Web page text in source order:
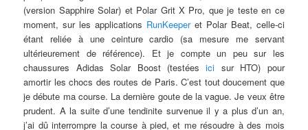
(version Sapphire Solar) et Polar Grit X Pro, que je teste en ce
moment, sur les applications RunKeeperet Polar Beat, celle-ci
étant reliée à une ceinture cardio (sa mesure me servant
ultérieurement de référence). Et je compte un peu sur les
chaussures Adidas Solar Boost (testées ici sur HTO) pour
amortir les chocs des routes de Paris. C’est tout doucement que
je débute ma course. La dernière goute de la vague. Je veux être
prudent. A la suite d’une tendinite survenue il y a plus d’un an,
j’ai dû interrompre la course à pied, et me résoudre à des mois